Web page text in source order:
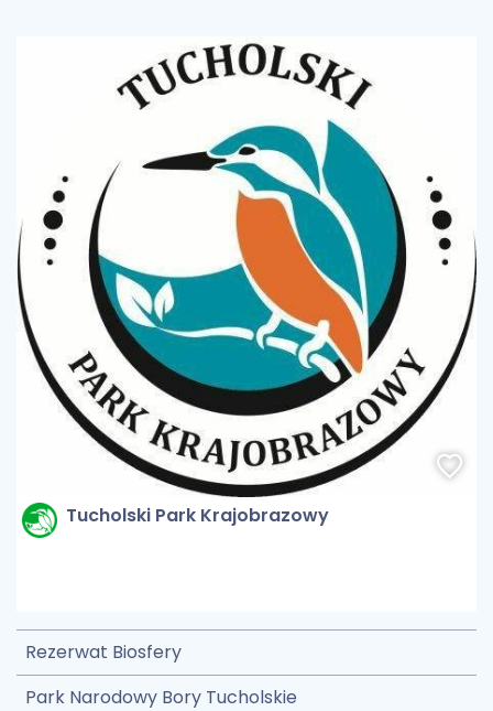
Tucholski Park Krajobrazowy
Rezerwat Biosfery
Park Narodowy Bory Tucholskie